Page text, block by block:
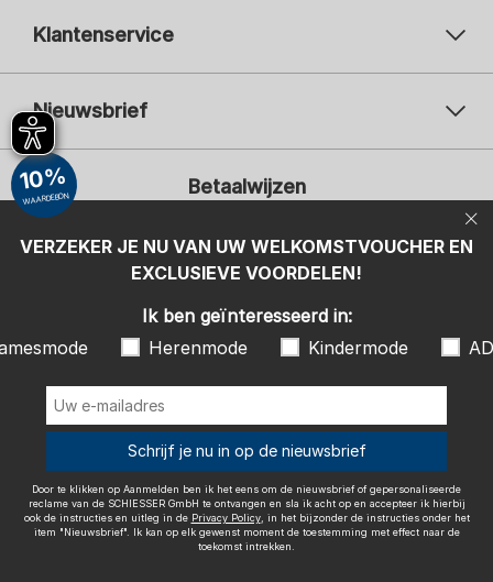
Klantenservice
Nieuwsbrief
Uw e-mailadres
Ik ben geïnteresseerd in:
Damesmode
Herenmode
Kindermode
Door te klikken op Aanmelden ben ik het eens om de nieuwsbrief of
gepersonaliseerde reclame van de SCHIESSER GmbH te ontvangen en
"Nieuwsbrief". Ik kan op elk gewenst moment de toestemming met
effect naar de toekomst intrekken.
Betaalwijzen
Wij bezorgen met
Colofon Algemene voorwaarden
Herroepingsrecht
VERZEKER JE NU VAN UW WELKOMSTVOUCHER EN
EXCLUSIEVE VOORDELEN!
10%
WAARDEBON
Ik ben geïnteresseerd in:
Herenmode Kindermode
Schrijf je nu in op de nieuwsbrief
Door te klikken op Aanmelden ben ik het eens om de nieuwsbrief of gepersonaliseerde
reclame van de SCHIESSER GmbH te ontvangen en sla ik acht op en accepteer ik hierbij
ook de instructies en uitleg in de Privacy Policy, in het bijzonder de instructies onder het
item "Nieuwsbrief". Ik kan op elk gewenst moment de toestemming met effect naar de
toekomst intrekken.